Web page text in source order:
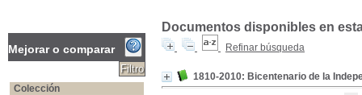
Documentos disponibles en
Refinar búsqueda
1810-2010: Bicentenario de la
Mejorar o comparar
Colección